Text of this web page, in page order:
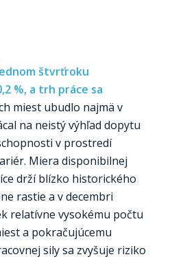
štvrťroku
%, a trh práce sa
miest ubudlo najmä v
na neistý výhľad dopytu
v prostredí
Miera disponibilnej
drží blízko historického
rastie a v decembri
relatívne vysokému počtu
a pokračujúcemu
sily sa zvyšuje riziko